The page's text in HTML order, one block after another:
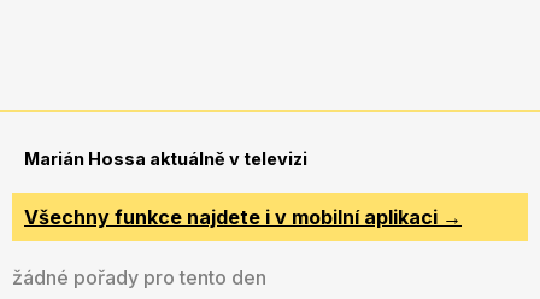
Marián Hossa aktuálně v televizi
Všechny funkce najdete i v mobilní aplikaci →
žádné pořady pro tento den